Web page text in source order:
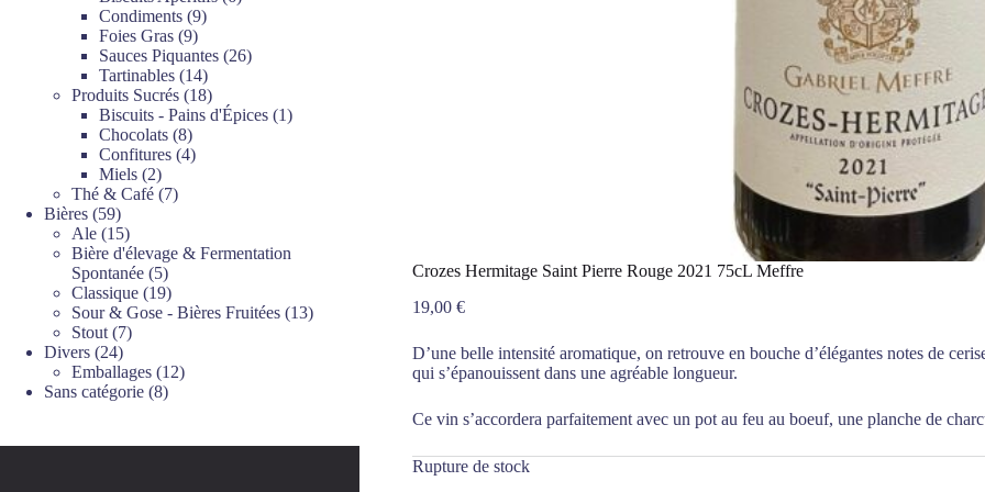
Crozes Hermitage Saint Pierre Rouge 2021 75cL Meffre
19,00 €
D’une belle intensité aromatique, on retrouve en bouche d’élégantes notes de
qui s’épanouissent dans une agréable longueur.
Ce vin s’accordera parfaitement avec un pot au feu au boeuf, une planche de
Rupture de stock
Condiments 99
Foies Gras 99
produits
Sauces Piquantes 2626
Tartinables 1414
produits
Produits Sucrés 1818
produits
Biscuits - Pains d'Épices 11
Chocolats 88
produits
Confitures 44
Miels 22
produits
Thé & Café 77
Bières 5959
produits
Ale 1515
produits
Bière d'élevage & Fermentation
Spontanée 55
produits
Classique 1919
produits
Sour & Gose - Bières Fruitées 1313
Stout 77
Divers 2424
produits
Emballages 1212
Sans catégorie 88